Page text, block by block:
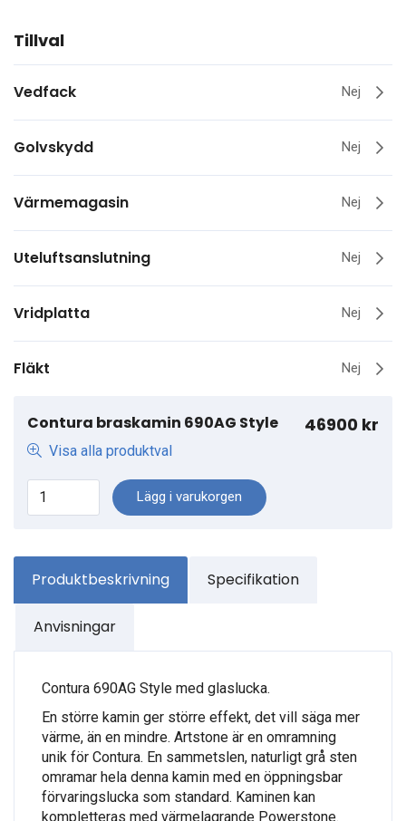
Tillval
Vedfack Nej
Golvskydd Nej
Värmemagasin Nej
Uteluftsanslutning Nej
Vridplatta Nej
Fläkt Nej
Contura braskamin 690AG Style
Visa alla produktval
46900 kr
Lägg i varukorgen
Produktbeskrivning Specifikation
Anvisningar
Contura 690AG Style med glaslucka.
En större kamin ger större effekt, det vill säga mer
värme, än en mindre. Artstone är en omramning
unik för Contura. En sammetslen, naturligt grå sten
omramar hela denna kamin med en öppningsbar
förvaringslucka som standard. Kaminen kan
kompletteras med värmelagrande Powerstone.